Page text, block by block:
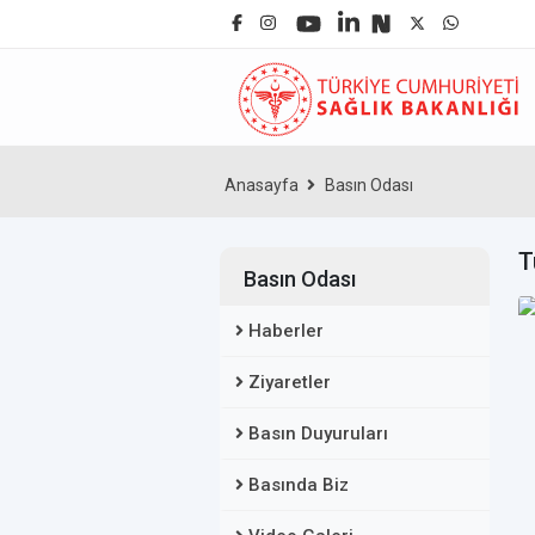
Anasayfa Basın Odası
Basın Odası
Haberler
Ziyaretler
Basın Duyuruları
Basında Biz